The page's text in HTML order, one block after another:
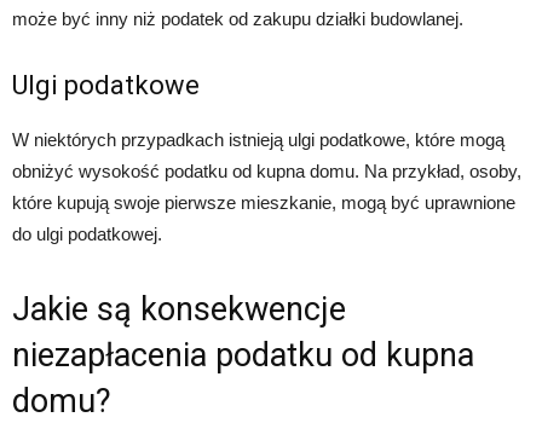
może być inny niż podatek od zakupu działki budowlanej.
Ulgi podatkowe
W niektórych przypadkach istnieją ulgi podatkowe, które mogą
obniżyć wysokość podatku od kupna domu. Na przykład, osoby,
które kupują swoje pierwsze mieszkanie, mogą być uprawnione
do ulgi podatkowej.
Jakie są konsekwencje
niezapłacenia podatku od kupna
domu?